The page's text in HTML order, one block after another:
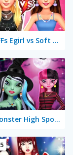
BFFs Egirl vs Soft Girl
Monster High Spooky Fashion
5